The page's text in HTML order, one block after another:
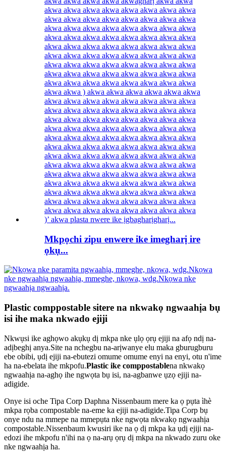
Mkpọchi zipu enwere ike imegharị ire
ọkụ...
Plastic comppostable sitere na nkwakọ ngwaahịa bụ
isi ihe maka nkwado ejiji
Nkwụsi ike aghọwo akụkụ dị mkpa nke ụlọ ọrụ ejiji na afọ ndị na-
adịbeghị anya.Site na nchegbu na-arịwanye elu maka gburugburu
ebe obibi, ụdị ejiji na-ebutezi omume omume enyi na enyi, otu n'ime
ha na-ebelata ihe mkpofu.Plastic ike comppostablena nkwakọ
ngwaahịa na-aghọ ihe ngwọta bụ isi, na-agbanwe ụzọ ejiji na-
adigide.
Onye isi oche Tipa Corp Daphna Nissenbaum mere ka ọ pụta ìhè
mkpa rọba compostable na-eme ka ejiji na-adigide.Tipa Corp bụ
onye ndu na mmepe na mmepụta nke ngwọta nkwakọ ngwaahịa
compostable.Nissenbaum kwusiri ike na ọ dị mkpa ka ụdị ejiji na-
edozi ihe mkpofu n'ihi na ọ na-arụ ọrụ dị mkpa na nkwado zuru oke
nke ngwaahịa ha.